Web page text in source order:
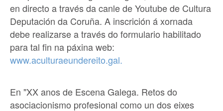
en directo a través da canle de Youtube de Cultura
Deputación da Coruña. A inscrición á xornada
debe realizarse a través do formulario habilitado
para tal fin na páxina web:
www.aculturaeundereito.gal.
En "XX anos de Escena Galega. Retos do
asociacionismo profesional como un dos eixes